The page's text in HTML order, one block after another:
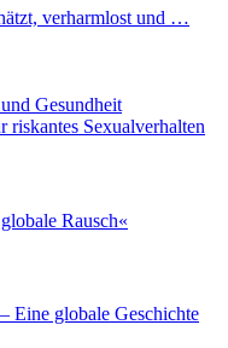
verharmlost und …
Gesundheit
Sexualverhalten
Rausch«
Eine globale Geschichte